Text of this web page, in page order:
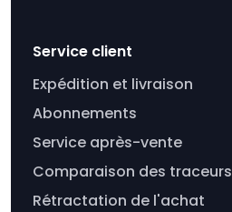
Service client
Expédition et livraison
Abonnements
Service après-vente
Comparaison des traceurs
Rétractation de l'achat